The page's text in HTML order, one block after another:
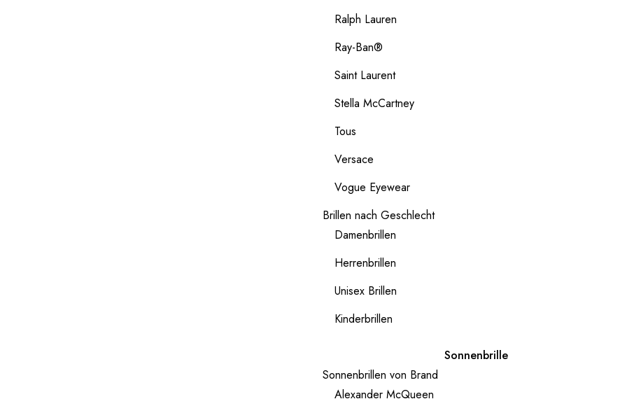
Ralph Lauren
Ray-Ban®
Saint Laurent
Stella McCartney
Tous
Versace
Vogue Eyewear
Brillen nach Geschlecht
Damenbrillen
Herrenbrillen
Unisex Brillen
Kinderbrillen
Sonnenbrille
Sonnenbrillen von Brand
Alexander McQueen